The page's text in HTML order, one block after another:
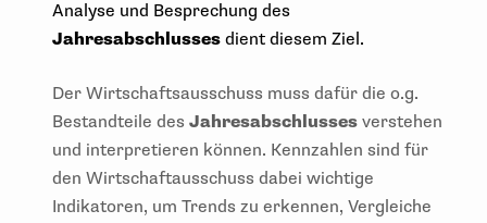
Analyse und Besprechung des
Jahresabschlusses dient diesem Ziel.
Der Wirtschaftsausschuss muss dafür die o.g.
Bestandteile des Jahresabschlusses verstehen
und interpretieren können. Kennzahlen sind für
den Wirtschaftausschuss dabei wichtige
Indikatoren, um Trends zu erkennen, Vergleiche